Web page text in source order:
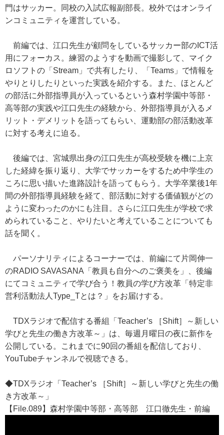
門はサッカー。同校の入試広報副部長。校外ではオンライ
ンコミュニティを運営している。
前編では、江口先生が顧問をしているサッカー部のICT活
用にフォーカス。練習のようすを動画で撮影して、マイク
ロソフトの「Stream」で共有したり、「Teams」で情報を
やりとりしたりといった実践を紹介する。また、ほとんど
の部活に外部指導員が入っているという森村学園中等部・
高等部の実践や江口先生の経験から、外部指導員が入るメ
リット・デメリットを語ってもらい、運動部の部活動改革
に対する考えに迫る。
後編では、宮城県出身の江口先生が高校受験を機に上京
した経緯を振り返り、大学でサッカーをするため中学生の
ころに思い描いた進路設計を語ってもらう。大学卒業後1年
間の外部指導員経験を経て、部活動に対する価値観がどの
ように変わったのかにも注目。さらに江口先生が学校で求
められていること、やりたいと考えていることについても
話を聞く。
パーソナリティによるコーナーでは、前編にて片岡伸一
のRADIO SAVASANA「教員も自分へのご褒美を」、後編
にてコミュニティで学び合う！教員の学び方改革「特定非
営利活動法人Type_Tとは？」をお届けする。
TDXラジオで配信する番組「Teacher’s ［Shift］～新しい
学びと先生の働き方改革～」は、毎週月曜日の夜に新作を
公開している。これまでに90回の番組を配信しており、
YouTubeチャンネルで視聴できる。
◆TDXラジオ「Teacher’s ［Shift］～新しい学びと先生の働
き方改革～」
【File.089】森村学園中等部・高等部 江口徹先生・前編